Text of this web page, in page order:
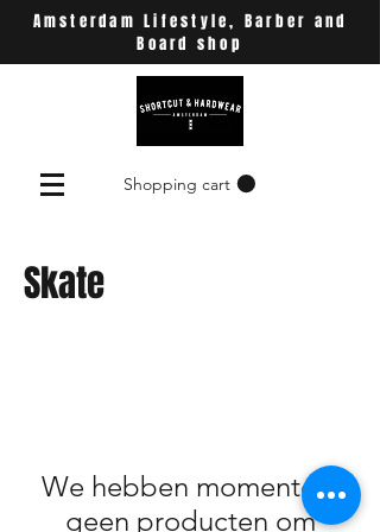
Amsterdam Lifestyle, Barber and
Board shop
Shopping cart
Skate
We hebben momenteel
geen producten om